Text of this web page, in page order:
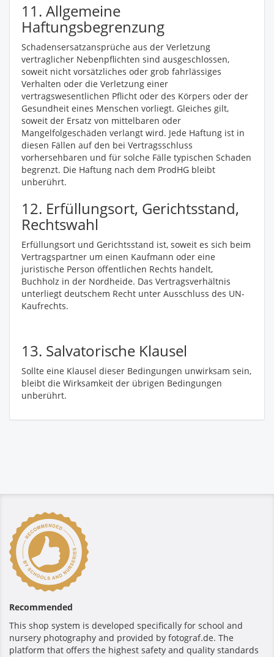
11. Allgemeine
Haftungsbegrenzung
Schadensersatzansprüche aus der Verletzung
vertraglicher Nebenpflichten sind ausgeschlossen,
soweit nicht vorsätzliches oder grob fahrlässiges
Verhalten oder die Verletzung einer
vertragswesentlichen Pflicht oder des Körpers oder der
Gesundheit eines Menschen vorliegt. Gleiches gilt,
soweit der Ersatz von mittelbaren oder
Mangelfolgeschäden verlangt wird. Jede Haftung ist in
diesen Fällen auf den bei Vertragsschluss
vorhersehbaren und für solche Fälle typischen Schaden
begrenzt. Die Haftung nach dem ProdHG bleibt
unberührt.
12. Erfüllungsort, Gerichtsstand,
Rechtswahl
Erfüllungsort und Gerichtsstand ist, soweit es sich beim
Vertragspartner um einen Kaufmann oder eine
juristische Person öffentlichen Rechts handelt,
Buchholz in der Nordheide. Das Vertragsverhältnis
unterliegt deutschem Recht unter Ausschluss des UN-
Kaufrechts.
13. Salvatorische Klausel
Sollte eine Klausel dieser Bedingungen unwirksam sein,
bleibt die Wirksamkeit der übrigen Bedingungen
unberührt.
Recommended
This shop system is developed specifically for school and
nursery photography and provided by fotograf.de. The
platform that offers the highest safety and quality standards